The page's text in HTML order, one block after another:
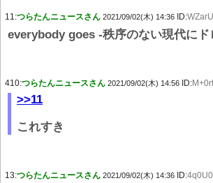
11:つらたんニュースさん 2021/09/02(木) 14:36 ID:
everybody goes -秩序のない現代にド
410:つらたんニュースさん 2021/09/02(木) 14:56 ID:
>>11
これすき
13:つらたんニュースさん 2021/09/02(木) 14:36 ID: